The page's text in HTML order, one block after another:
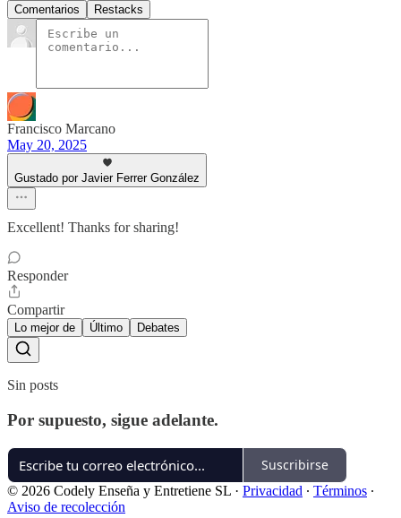
Comentarios Restacks
Francisco Marcano
May 20, 2025
Gustado por Javier Ferrer González
Excellent! Thanks for sharing!
Responder
Compartir
Lo mejor de Último Debates
Sin posts
Por supuesto, sigue adelante.
Suscribirse
© 2026 Codely Enseña y Entretiene SL · Privacidad ∙ Términos ∙
Aviso de recolección